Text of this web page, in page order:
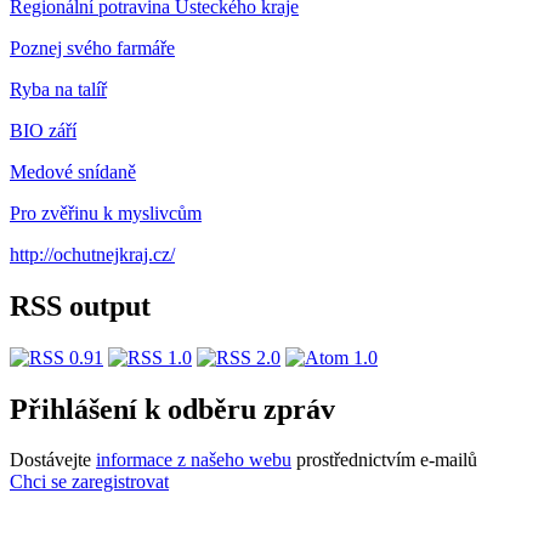
Regionální potravina Ústeckého kraje
Poznej svého farmáře
Ryba na talíř
BIO září
Medové snídaně
Pro zvěřinu k myslivcům
http://ochutnejkraj.cz/
RSS output
Přihlášení k odběru zpráv
Dostávejte informace z našeho webu prostřednictvím e-mailů
Chci se zaregistrovat